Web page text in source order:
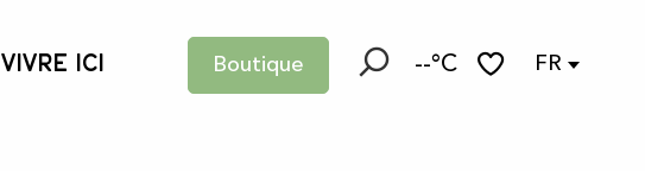
Boutique --°C FR
VIVRE ICI